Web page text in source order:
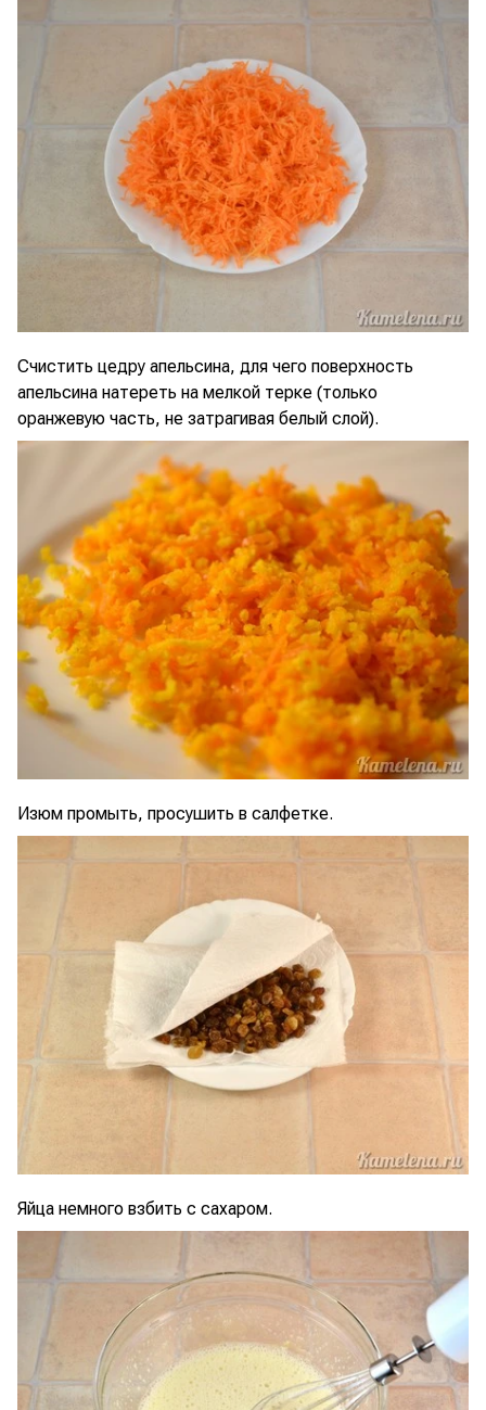
Счистить цедру апельсина, для чего поверхность
апельсина натереть на мелкой терке (только
оранжевую часть, не затрагивая белый слой).
Изюм промыть, просушить в салфетке.
Яйца немного взбить с сахаром.